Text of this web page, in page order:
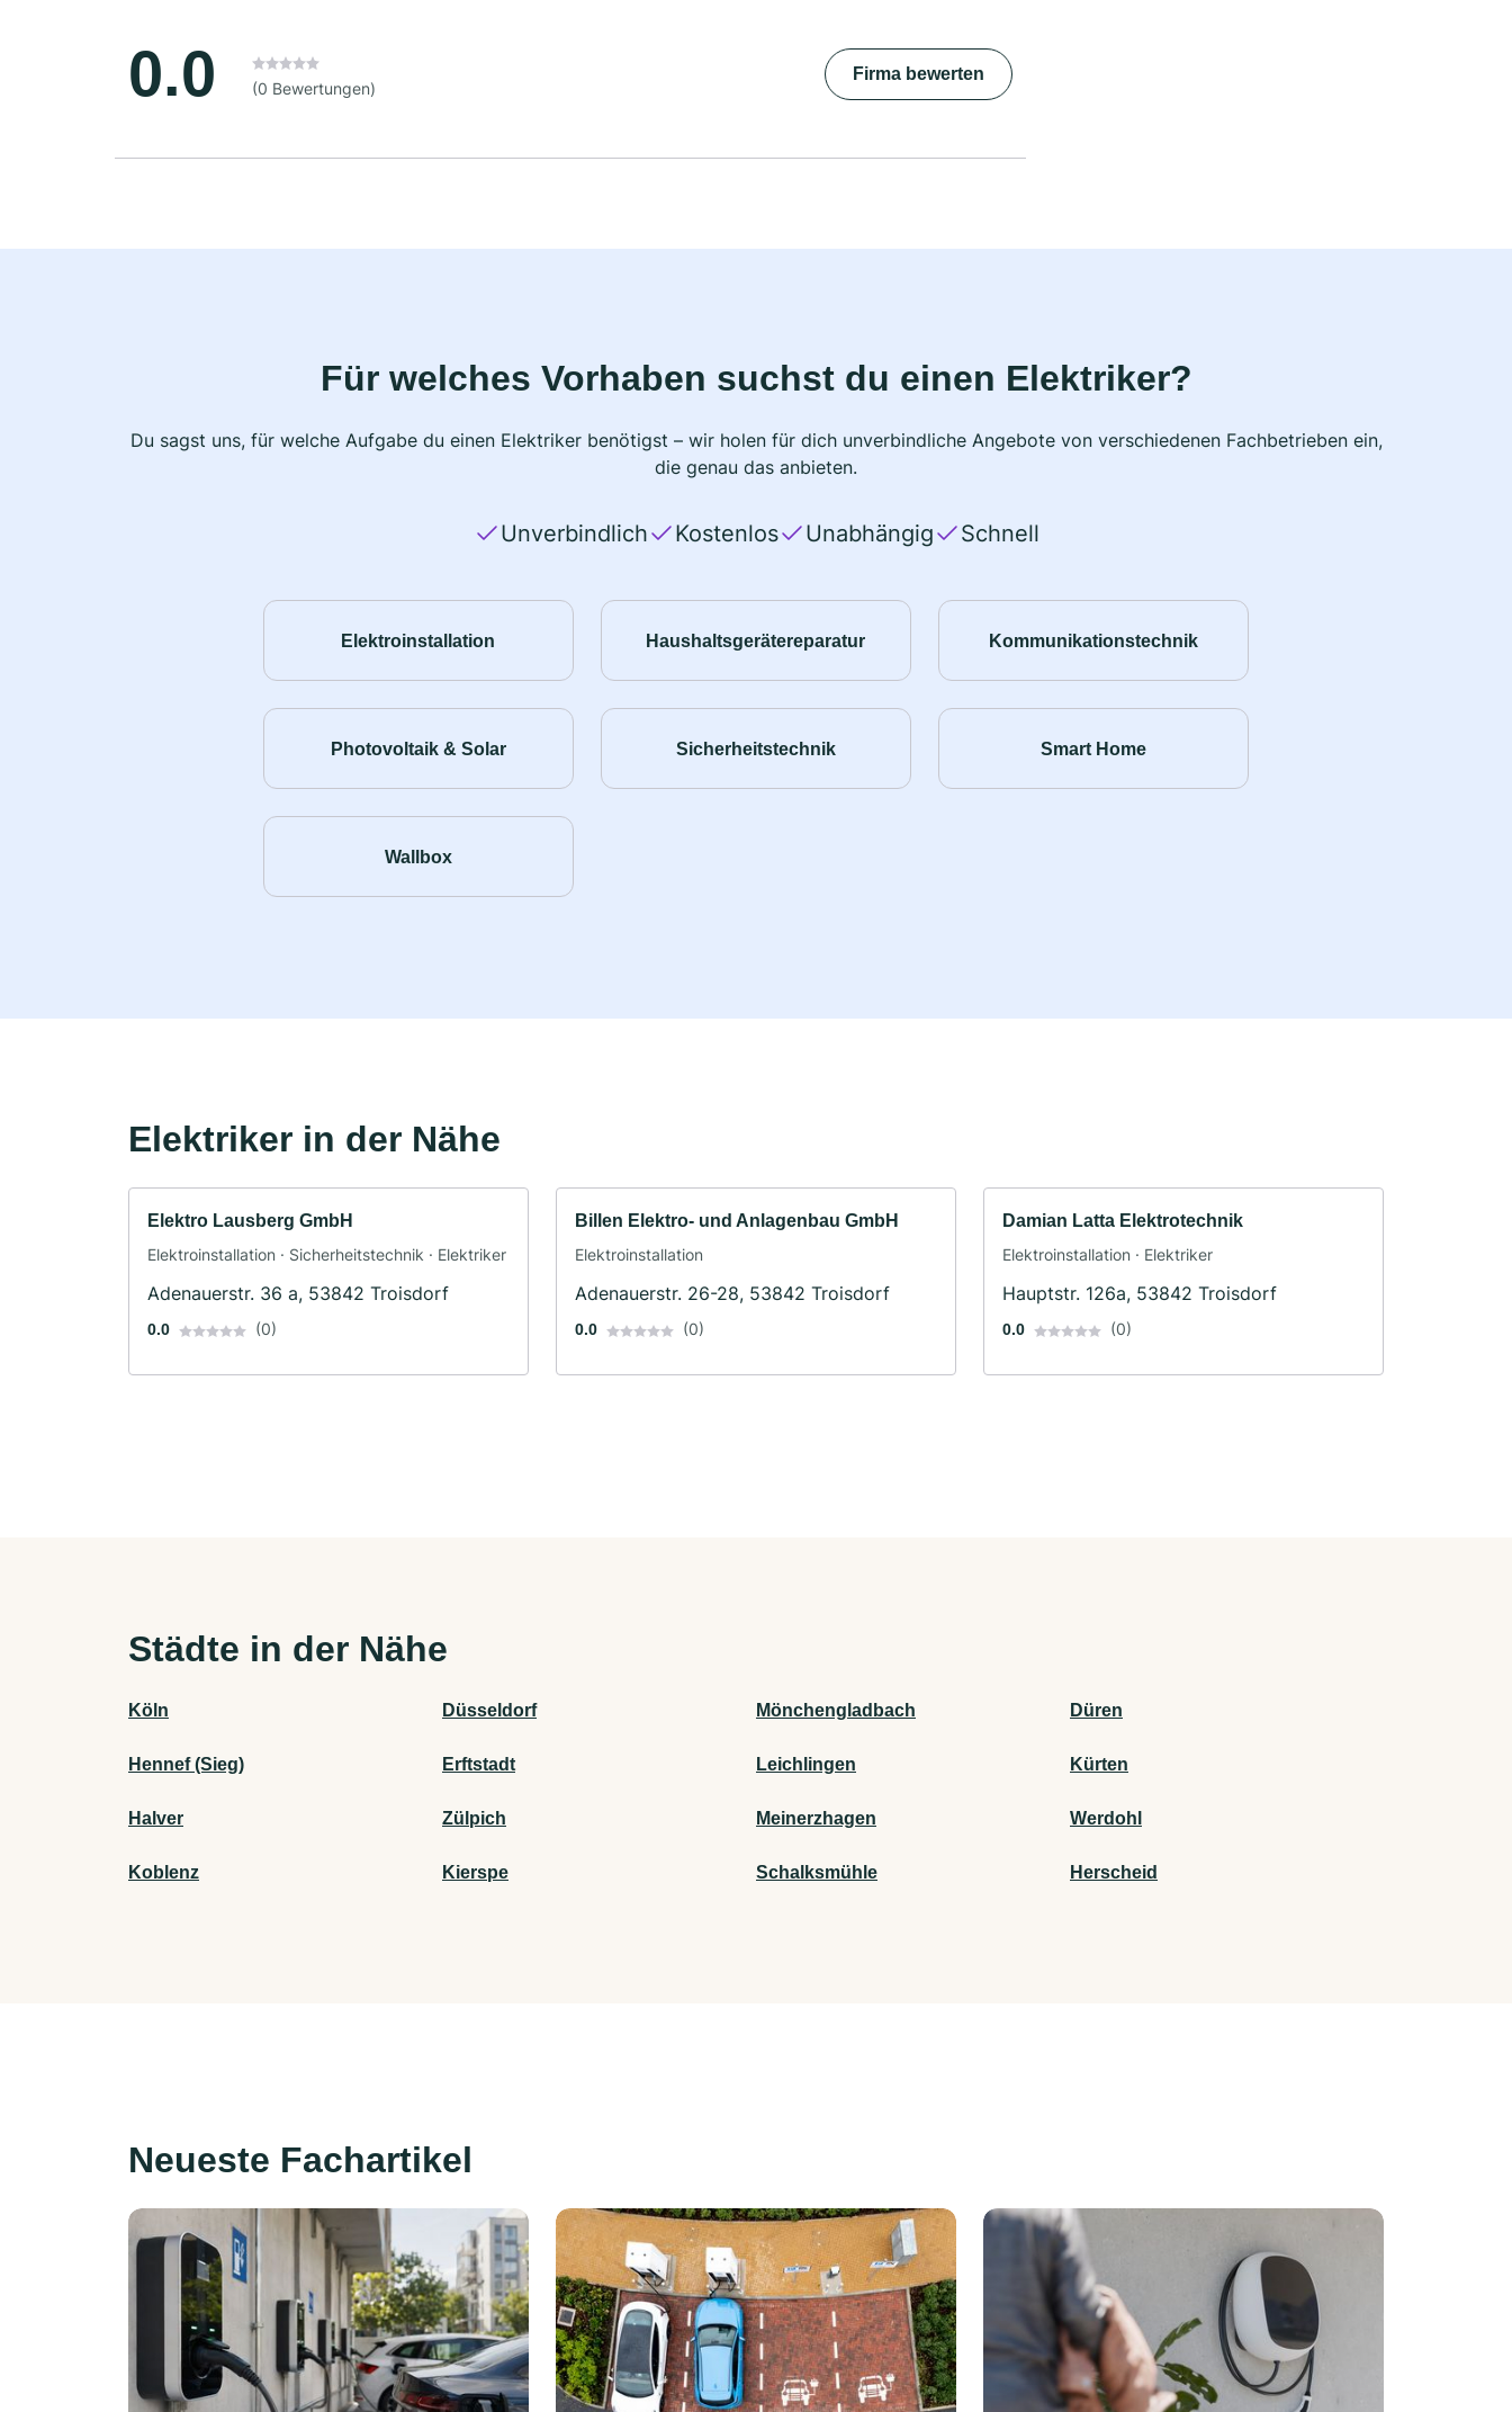
0.0 (0 Bewertungen)
Firma bewerten
Für welches Vorhaben suchst du einen Elektriker?
Du sagst uns, für welche Aufgabe du einen Elektriker benötigst – wir holen für dich unverbindliche Angebote von verschiedenen Fachbetrieben ein,
die genau das anbieten.
Unverbindlich Kostenlos Unabhängig Schnell
Elektroinstallation Haushaltsgerätereparatur Kommunikationstechnik
Photovoltaik & Solar Sicherheitstechnik Smart Home
Wallbox
Elektriker in der Nähe
Elektro Lausberg GmbH
Elektroinstallation · Sicherheitstechnik · Elektriker
Adenauerstr. 36 a, 53842 Troisdorf
0.0 (0)
Billen Elektro- und Anlagenbau GmbH
Elektroinstallation
Adenauerstr. 26-28, 53842 Troisdorf
0.0 (0)
Damian Latta Elektrotechnik
Elektroinstallation · Elektriker
Hauptstr. 126a, 53842 Troisdorf
0.0 (0)
Städte in der Nähe
Köln Düsseldorf Mönchengladbach Düren
Hennef (Sieg) Erftstadt Leichlingen Kürten
Halver Zülpich Meinerzhagen Werdohl
Koblenz Kierspe Schalksmühle Herscheid
Neueste Fachartikel